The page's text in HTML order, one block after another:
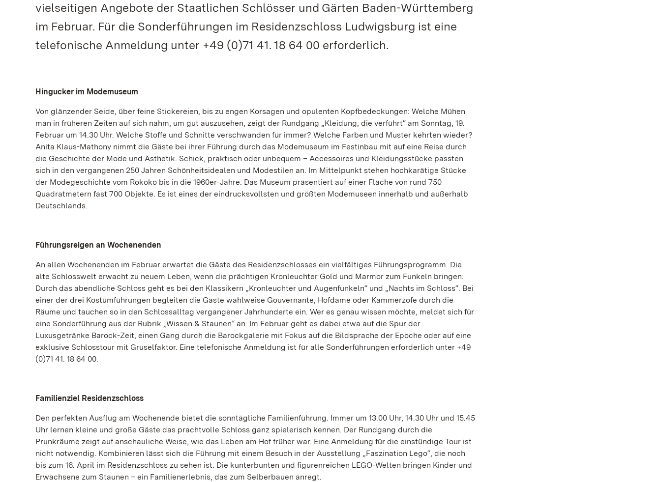
vielseitigen Angebote der Staatlichen Schlösser und Gärten Baden-Württemberg
im Februar. Für die Sonderführungen im Residenzschloss Ludwigsburg ist eine
telefonische Anmeldung unter +49 (0)71 41. 18 64 00 erforderlich.
Hingucker im Modemuseum
Von glänzender Seide, über feine Stickereien, bis zu engen Korsagen und opulenten Kopfbedeckungen: Welche Mühen
man in früheren Zeiten auf sich nahm, um gut auszusehen, zeigt der Rundgang „Kleidung, die verführt“ am Sonntag, 19.
Februar um 14.30 Uhr. Welche Stoffe und Schnitte verschwanden für immer? Welche Farben und Muster kehrten wieder?
Anita Klaus-Mathony nimmt die Gäste bei ihrer Führung durch das Modemuseum im Festinbau mit auf eine Reise durch
die Geschichte der Mode und Ästhetik. Schick, praktisch oder unbequem – Accessoires und Kleidungsstücke passten
sich in den vergangenen 250 Jahren Schönheitsidealen und Modestilen an. Im Mittelpunkt stehen hochkarätige Stücke
der Modegeschichte vom Rokoko bis in die 1960er-Jahre. Das Museum präsentiert auf einer Fläche von rund 750
Quadratmetern fast 700 Objekte. Es ist eines der eindrucksvollsten und größten Modemuseen innerhalb und außerhalb
Deutschlands.
Führungsreigen an Wochenenden
An allen Wochenenden im Februar erwartet die Gäste des Residenzschlosses ein vielfältiges Führungsprogramm. Die
alte Schlosswelt erwacht zu neuem Leben, wenn die prächtigen Kronleuchter Gold und Marmor zum Funkeln bringen:
Durch das abendliche Schloss geht es bei den Klassikern „Kronleuchter und Augenfunkeln“ und „Nachts im Schloss“. Bei
einer der drei Kostümführungen begleiten die Gäste wahlweise Gouvernante, Hofdame oder Kammerzofe durch die
Räume und tauchen so in den Schlossalltag vergangener Jahrhunderte ein. Wer es genau wissen möchte, meldet sich für
eine Sonderführung aus der Rubrik „Wissen & Staunen“ an: Im Februar geht es dabei etwa auf die Spur der
Luxusgetränke Barock-Zeit, einen Gang durch die Barockgalerie mit Fokus auf die Bildsprache der Epoche oder auf eine
exklusive Schlosstour mit Gruselfaktor. Eine telefonische Anmeldung ist für alle Sonderführungen erforderlich unter +49
(0)71 41. 18 64 00.
Familienziel Residenzschloss
Den perfekten Ausflug am Wochenende bietet die sonntägliche Familienführung. Immer um 13.00 Uhr, 14.30 Uhr und 15.45
Uhr lernen kleine und große Gäste das prachtvolle Schloss ganz spielerisch kennen. Der Rundgang durch die
Prunkräume zeigt auf anschauliche Weise, wie das Leben am Hof früher war. Eine Anmeldung für die einstündige Tour ist
nicht notwendig. Kombinieren lässt sich die Führung mit einem Besuch in der Ausstellung „Faszination Lego“, die noch
bis zum 16. April im Residenzschloss zu sehen ist. Die kunterbunten und figurenreichen LEGO-Welten bringen Kinder und
Erwachsene zum Staunen – ein Familienerlebnis, das zum Selberbauen anregt.